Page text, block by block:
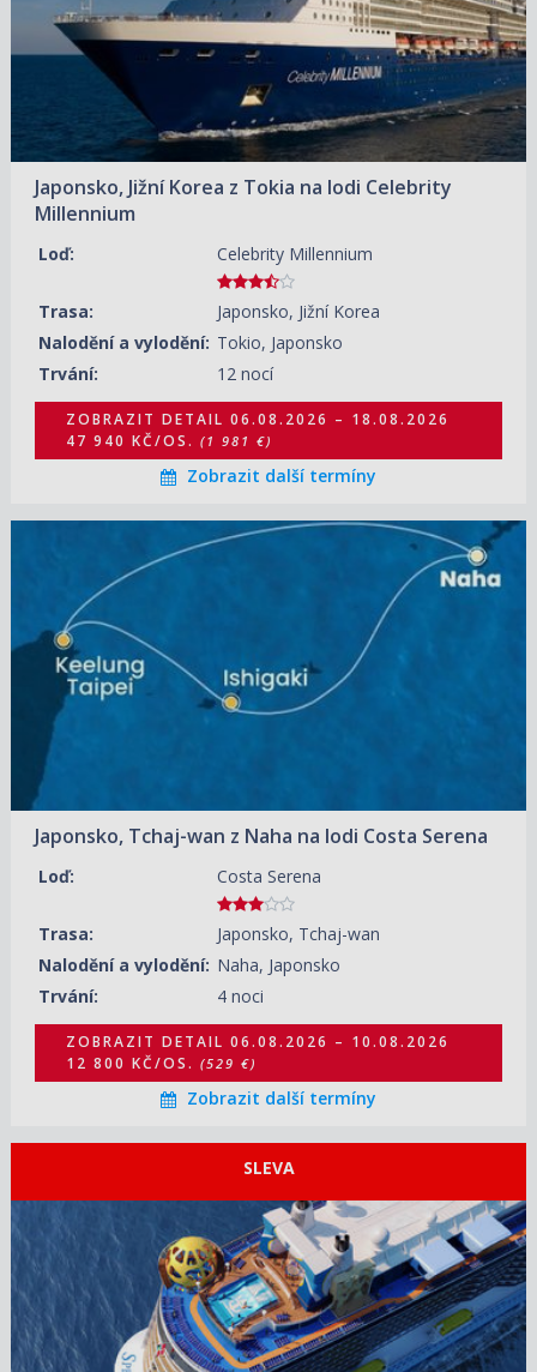
Japonsko, Jižní Korea z Tokia na lodi Celebrity
Millennium
Loď: Celebrity Millennium
Trasa:
Japonsko, Jižní Korea
Nalodění a vylodění: Tokio, Japonsko
Trvání:
12 nocí
41 700 KČ/OS.
(1 723 €)
ZOBRAZIT DETAIL
11.09.2026 – 23.09.2026
42 880 KČ/OS.
(1 772 €)
ZOBRAZIT DETAIL
26.03.2027 – 07.04.2027
51 840 KČ/OS.
(2 142 €)
ZOBRAZIT DETAIL
07.04.2027 – 19.04.2027
ZOBRAZIT DETAIL
01.05.2027 – 13.05.2027
(2 297 €)
52 560 KČ/OS.
(2 172 €)
ZOBRAZIT DETAIL 06.08.2026 – 18.08.2026
47 940 KČ/OS. (1 981 €)
Zobrazit další termíny
Japonsko, Tchaj-wan z Naha na lodi Costa Serena
Loď: Costa Serena
Trasa:
Japonsko, Tchaj-wan
Nalodění a vylodění: Naha, Japonsko
Trvání:
4 noci
ZOBRAZIT DETAIL
06.08.2026 – 10.08.2026
12 800 KČ/OS.
ZOBRAZIT DETAIL
17.08.2026 – 21.08.2026
12 800 KČ/OS.
ZOBRAZIT DETAIL 06.08.2026 – 10.08.2026
12 800 KČ/OS. (529 €)
Zobrazit další termíny
SLEVA
08.08.2026 – 16.08.2026
38 990 KČ/OS.
(1 611 €)